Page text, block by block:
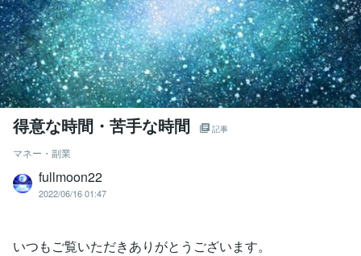
得意な時間・苦手な時間 記事
マネー・副業
fullmoon22
2022/06/16 01:47
いつもご覧いただきありがとうございます。